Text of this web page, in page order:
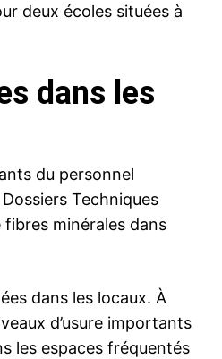
deux écoles situées à
dans les
du personnel
Techniques
minérales dans
dans les locaux. À
d’usure importants
les espaces fréquentés